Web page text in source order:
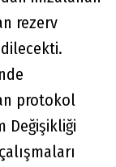
rezerv
protokol
Değişikliği